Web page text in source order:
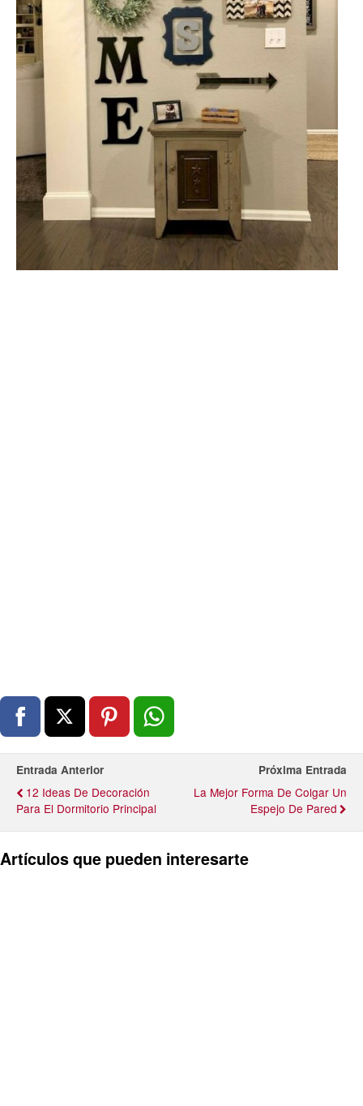
Entrada Anterior
12 Ideas De Decoración
Para El Dormitorio Principal
Próxima Entrada
La Mejor Forma De Colgar Un
Espejo De Pared
Artículos que pueden interesarte